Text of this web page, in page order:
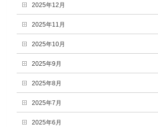
2025年12月
2025年11月
2025年10月
2025年9月
2025年8月
2025年7月
2025年6月